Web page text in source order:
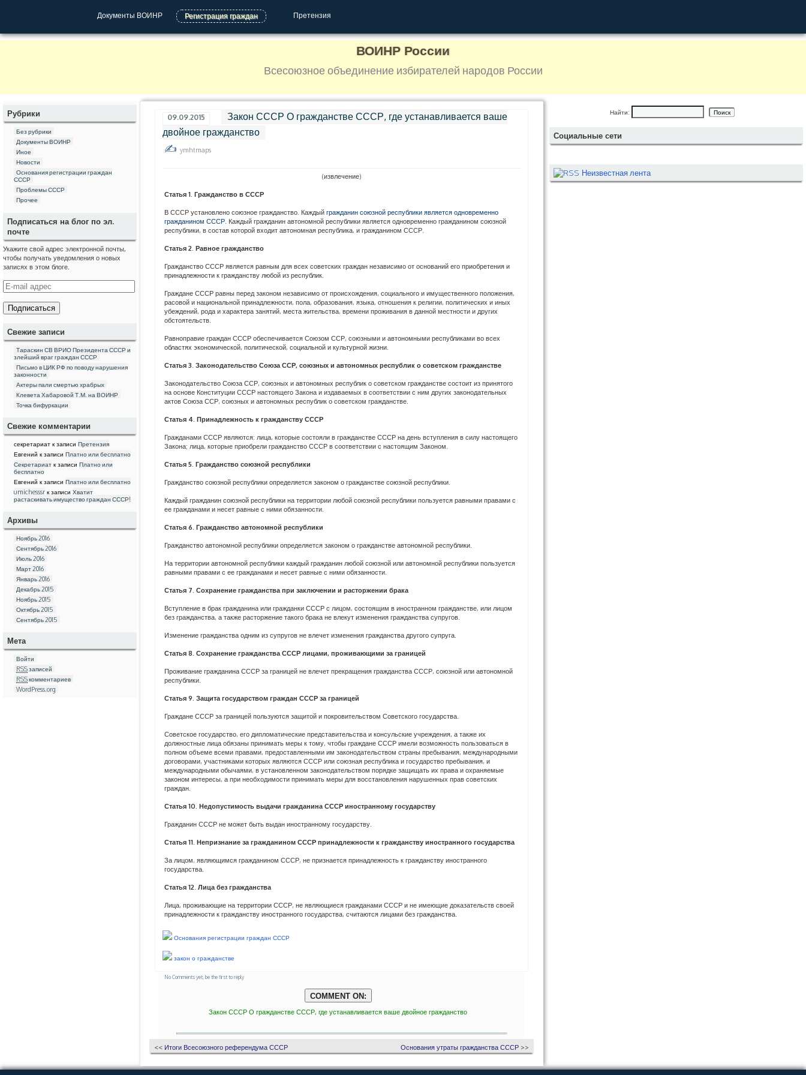
Документы ВОИНР Регистрация граждан Претензия
ВОИНР России
Всесоюзное объединение избирателей народов России
Рубрики
Без рубрики
Документы ВОИНР
Иное
Новости
Основания регистрации граждан
СССР
Проблемы СССР
Прочее
Подписаться на блог по эл.
почте
Укажите свой адрес электронной почты,
чтобы получать уведомления о новых
записях в этом блоге.
E
-
m
a
а
Свежие записи
Тараскин СВ ВРИО Президента СССР и
злейший враг граждан СССР
Письмо в ЦИК РФ по поводу нарушения
законности
Актеры пали смертью храбрых
Клевета Хабаровой Т.М. на ВОИНР
Точка бифуркации
Свежие комментарии
секретариат к записиПретензия
Евгений к записиПлатно или бесплатно
Секретариат к записиПлатно или
бесплатно
Евгений к записиПлатно или бесплатно
umichesssr к записиХватит
растаскивать имущество граждан СССР!
Архивы
Ноябрь 2016
Сентябрь 2016
Июль 2016
Март 2016
Январь 2016
Декабрь 2015
Ноябрь 2015
Октябрь 2015
Сентябрь 2015
Мета
Войти
RSSзаписей
RSSкомментариев
WordPress.org
09.09.2015
Закон СССР О гражданстве СССР, где устанавливается ваше
двойное гражданство
ymhtmaps
(извлечение)
Статья 1. Гражданство в СССР
В СССР установлено союзное гражданство. Каждый гражданин союзной республики является одновременно
гражданином СССР. Каждый гражданин автономной республики является одновременно гражданином союзной
республики, в состав которой входит автономная республика, и гражданином СССР.
Статья 2. Равное гражданство
Гражданство СССР является равным для всех советских граждан независимо от оснований его приобретения и
принадлежности к гражданству любой из республик.
Граждане СССР равны перед законом независимо от происхождения, социального и имущественного положения,
расовой и национальной принадлежности, пола, образования, языка, отношения к религии, политических и иных
убеждений, рода и характера занятий, места жительства, времени проживания в данной местности и других
обстоятельств.
Равноправие граждан СССР обеспечивается Союзом ССР, союзными и автономными республиками во всех
областях экономической, политической, социальной и культурной жизни.
Статья 3. Законодательство Союза ССР, союзных и автономных республик о советском гражданстве
Законодательство Союза ССР, союзных и автономных республик о советском гражданстве состоит из принятого
на основе Конституции СССР настоящего Закона и издаваемых в соответствии с ним других законодательных
актов Союза ССР, союзных и автономных республик о советском гражданстве.
Статья 4. Принадлежность к гражданству СССР
Гражданами СССР являются: лица, которые состояли в гражданстве СССР на день вступления в силу настоящего
Закона; лица, которые приобрели гражданство СССР в соответствии с настоящим Законом.
Статья 5. Гражданство союзной республики
Гражданство союзной республики определяется законом о гражданстве союзной республики.
Каждый гражданин союзной республики на территории любой союзной республики пользуется равными правами с
ее гражданами и несет равные с ними обязанности.
Статья 6. Гражданство автономной республики
Гражданство автономной республики определяется законом о гражданстве автономной республики.
На территории автономной республики каждый гражданин любой союзной или автономной республики пользуется
равными правами с ее гражданами и несет равные с ними обязанности.
Статья 7. Сохранение гражданства при заключении и расторжении брака
Вступление в брак гражданина или гражданки СССР с лицом, состоящим в иностранном гражданстве, или лицом
без гражданства, а также расторжение такого брака не влекут изменения гражданства супругов.
Изменение гражданства одним из супругов не влечет изменения гражданства другого супруга.
Статья 8. Сохранение гражданства СССР лицами, проживающими за границей
Проживание гражданина СССР за границей не влечет прекращения гражданства СССР, союзной или автономной
республики.
Статья 9. Защита государством граждан СССР за границей
Граждане СССР за границей пользуются защитой и покровительством Советского государства.
Советское государство, его дипломатические представительства и консульские учреждения, а также их
должностные лица обязаны принимать меры к тому, чтобы граждане СССР имели возможность пользоваться в
полном объеме всеми правами, предоставленными им законодательством страны пребывания, международными
договорами, участниками которых являются СССР или союзная республика и государство пребывания, и
международными обычаями, в установленном законодательством порядке защищать их права и охраняемые
законом интересы, а при необходимости принимать меры для восстановления нарушенных прав советских
граждан.
Статья 10. Недопустимость выдачи гражданина СССР иностранному государству
Гражданин СССР не может быть выдан иностранному государству.
Статья 11. Непризнание за гражданином СССР принадлежности к гражданству иностранного государства
За лицом, являющимся гражданином СССР, не признается принадлежность к гражданству иностранного
государства.
Статья 12. Лица без гражданства
Лица, проживающие на территории СССР, не являющиеся гражданами СССР и не имеющие доказательств своей
принадлежности к гражданству иностранного государства, считаются лицами без гражданства.
Основания регистрации граждан СССР
закон о гражданстве
No Comments yet, be the first to reply
COMMENT ON:
Закон СССР О гражданстве СССР, где устанавливается ваше двойное гражданство
<< Итоги Всесоюзного референдума СССР Основания утраты гражданства СССР >>
Найти:
Социальные сети
Неизвестная лента